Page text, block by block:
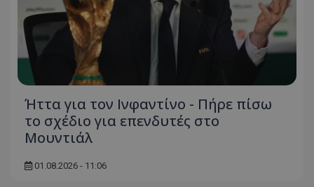
Ήττα για τον Ινφαντίνο - Πήρε πίσω
το σχέδιο για επενδυτές στο
Μουντιάλ
01.08.2026 - 11:06